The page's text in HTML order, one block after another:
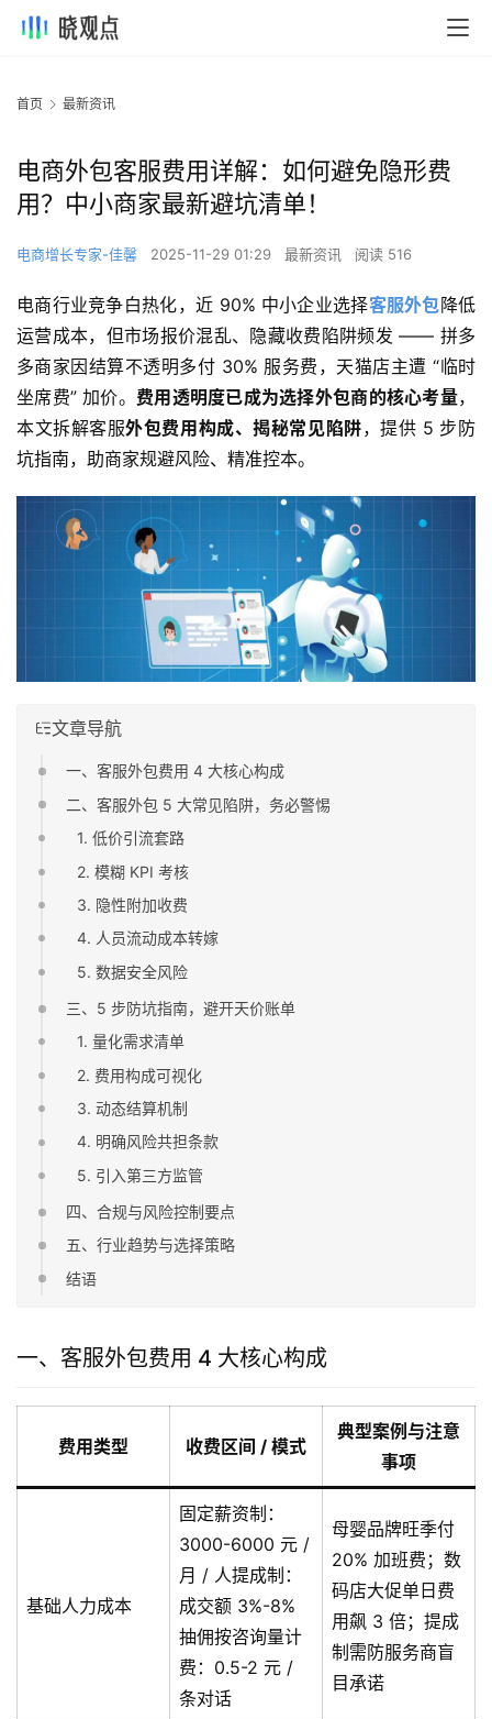
首页 最新资讯
电商外包客服费用详解：如何避免隐形费
用？中小商家最新避坑清单！
电商增长专家-佳馨 2025-11-29 01:29 最新资讯 阅读 516
电商行业竞争白热化，近 90% 中小企业选择客服外包降低
运营成本，但市场报价混乱、隐藏收费陷阱频发 —— 拼多
多商家因结算不透明多付 30% 服务费，天猫店主遭 “临时
坐席费” 加价。 费用透明度已成为选择外包商的核心考量，
本文拆解客服外包费用构成、揭秘常见陷阱，提供 5 步防
坑指南，助商家规避风险、精准控本。
文章导航
一、客服外包费用 4 大核心构成
二、客服外包 5 大常见陷阱，务必警惕
1. 低价引流套路
2. 模糊 KPI 考核
3. 隐性附加收费
4. 人员流动成本转嫁
5. 数据安全风险
三、5 步防坑指南，避开天价账单
1. 量化需求清单
2. 费用构成可视化
3. 动态结算机制
4. 明确风险共担条款
5. 引入第三方监管
四、合规与风险控制要点
五、行业趋势与选择策略
结语
一、客服外包费用 4 大核心构成
费用类型 收费区间 / 模式
典型案例与注意
事项
基础人力成本
固定薪资制：
3000-6000 元 /
月 / 人提成制：
成交额 3%-8%
抽佣按咨询量计
费：0.5-2 元 /
条对话
母婴品牌旺季付
20% 加班费；数
码店大促单日费
用飙 3 倍；提成
制需防服务商盲
目承诺